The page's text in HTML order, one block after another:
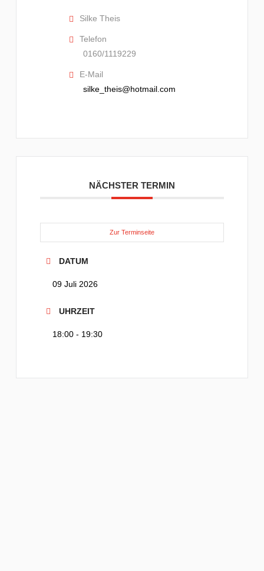
Silke Theis
Telefon
0160/1119229
E-Mail
silke_theis@hotmail.com
NÄCHSTER TERMIN
Zur Terminseite
DATUM
09 Juli 2026
UHRZEIT
18:00 - 19:30